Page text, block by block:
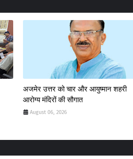
अजमेर उत्तर को चार और आयुष्मान शहरी
आरोग्य मंदिरों की सौगात
August 06, 2026